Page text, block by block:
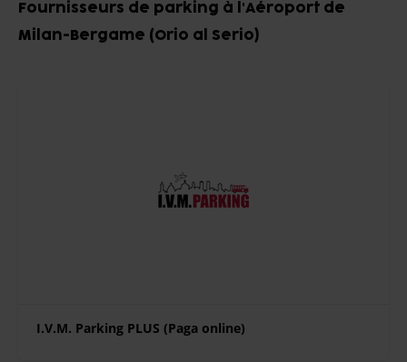
of
Fournisseurs de parking à l'Aéroport de
Milan-Bergame (Orio al Serio)
I.V.M. Parking PLUS (Paga online)